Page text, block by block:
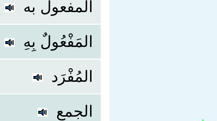
المفعول به
المَفْعُولٌ بِهِ
المُفْرَد
الجمع